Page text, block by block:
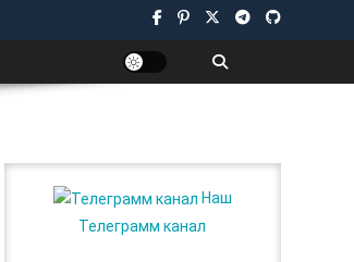
Наш
Телеграмм канал